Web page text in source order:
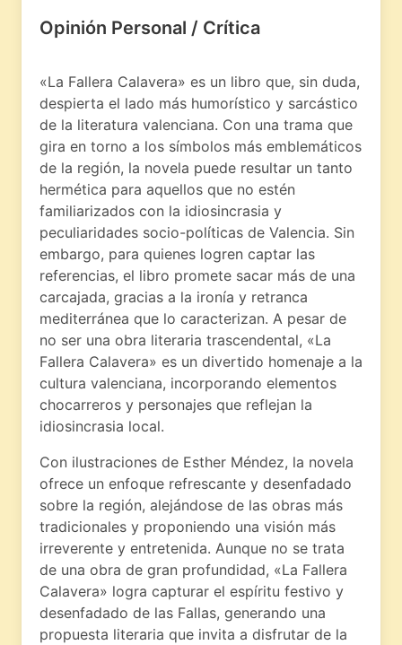
Opinión Personal / Crítica
«La Fallera Calavera» es un libro que, sin duda,
despierta el lado más humorístico y sarcástico
de la literatura valenciana. Con una trama que
gira en torno a los símbolos más emblemáticos
de la región, la novela puede resultar un tanto
hermética para aquellos que no estén
familiarizados con la idiosincrasia y
peculiaridades socio-políticas de Valencia. Sin
embargo, para quienes logren captar las
referencias, el libro promete sacar más de una
carcajada, gracias a la ironía y retranca
mediterránea que lo caracterizan. A pesar de
no ser una obra literaria trascendental, «La
Fallera Calavera» es un divertido homenaje a la
cultura valenciana, incorporando elementos
chocarreros y personajes que reflejan la
idiosincrasia local.
Con ilustraciones de Esther Méndez, la novela
ofrece un enfoque refrescante y desenfadado
sobre la región, alejándose de las obras más
tradicionales y proponiendo una visión más
irreverente y entretenida. Aunque no se trata
de una obra de gran profundidad, «La Fallera
Calavera» logra capturar el espíritu festivo y
desenfadado de las Fallas, generando una
propuesta literaria que invita a disfrutar de la